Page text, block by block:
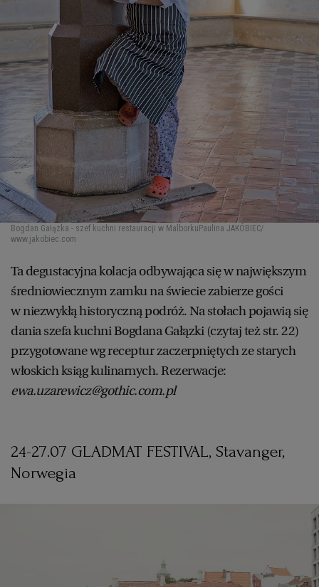
Bogdan Gałązka - szef kuchni restauracji w MalborkuPaulina JAKÓBIEC/
www.jakobiec.com
Ta degustacyjna kolacja odbywająca się w największym
średniowiecznym zamku na świecie zabierze gości
w niezwykłą historyczną podróż. Na stołach pojawią się
dania szefa kuchni Bogdana Gałązki (czytaj też str. 22)
przygotowane wg receptur zaczerpniętych ze starych
włoskich ksiąg kulinarnych. Rezerwacje:
ewa.uzarewicz@gothic.com.pl
24-27.07 GLADMAT FESTIVAL, Stavanger,
Norwegia